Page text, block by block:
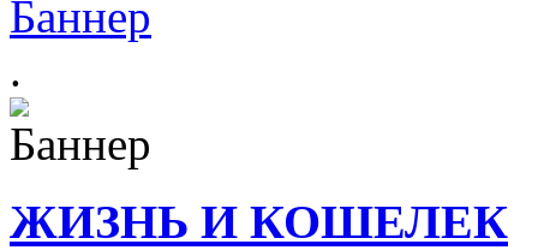
.
ЖИЗНЬ И КОШЕЛЕК